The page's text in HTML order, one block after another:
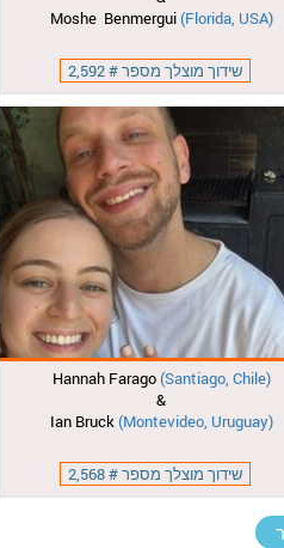
Moshe Benmergui(Florida, USA)
שידוך מוצלך מספר # 2,592
Hannah Farago(Santiago, Chile)
&
Ian Bruck(Montevideo, Uruguay)
שידוך מוצלך מספר # 2,568